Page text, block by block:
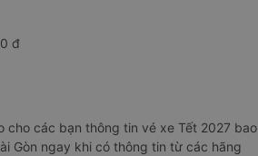
đ
cho các bạn thông tin vé xe Tết 2027 bao
Gòn ngay khi có thông tin từ các hãng